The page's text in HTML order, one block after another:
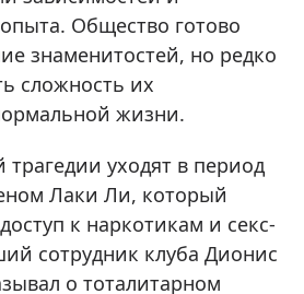
Общество готово
знаменитостей, но редко
сложность их
жизни.
уходят в период
Лаки Ли, который
к наркотикам и секс-
сотрудник клуба Дионис
о тоталитарном